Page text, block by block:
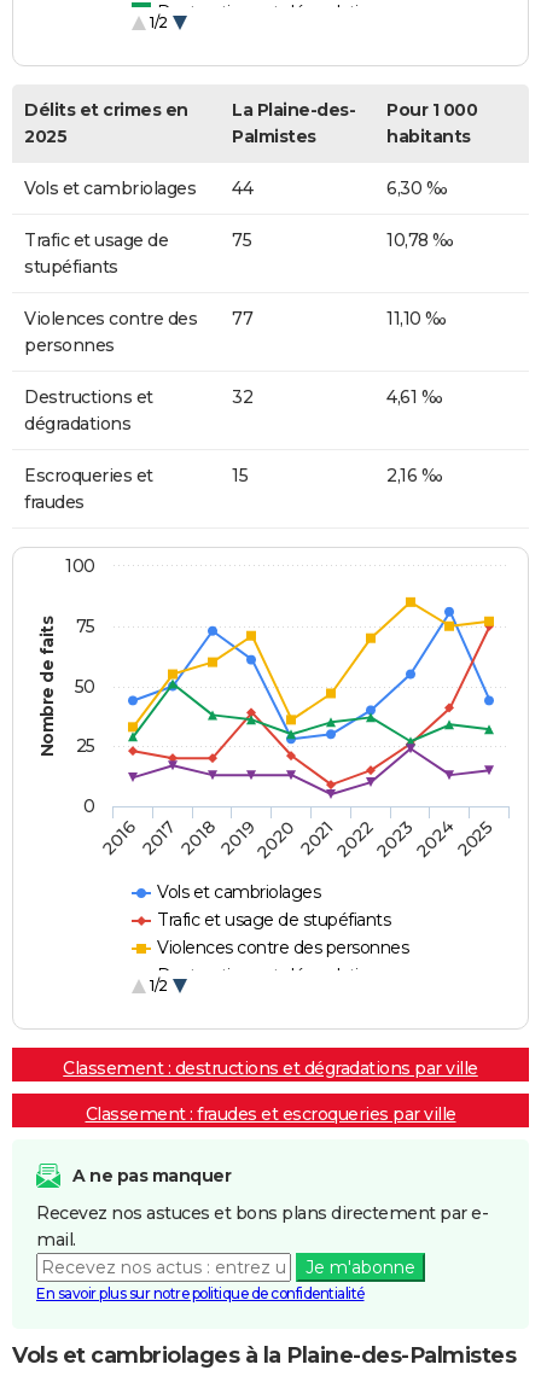
Destructions et dégradations
1/2
Délits et crimes en
2025
La Plaine-des-
Palmistes
Pour 1 000
habitants
Vols et cambriolages 44 6,30 ‰
Trafic et usage de
stupéfiants
75 10,78 ‰
Violences contre des
personnes
77 11,10 ‰
Destructions et
dégradations
32 4,61 ‰
Escroqueries et
fraudes
15 2,16 ‰
Nombre de faits
Vols et cambriolages
Trafic et usage de stupéfiants
Violences contre des personnes
Destructions et dégradations
1/2
2016201720182019202020212022202320242025
0
25
50
75
100
Classement : destructions et dégradations par ville
Classement : fraudes et escroqueries par ville
A ne pas manquer
Recevez nos astuces et bons plans directement par e-
mail.
Je m'abonne
En savoir plus sur notre politique de confidentialité
Vols et cambriolages à la Plaine-des-Palmistes